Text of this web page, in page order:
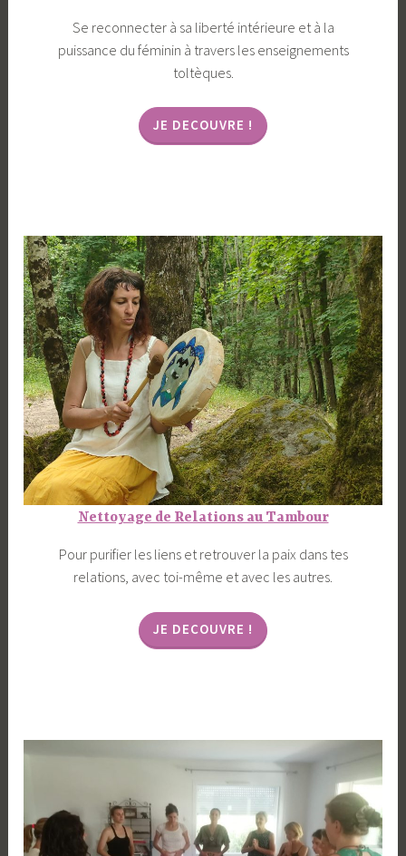
Se reconnecter à sa liberté intérieure et à la
puissance du féminin à travers les enseignements
toltèques.
JE DECOUVRE !
Nettoyage de Relations au Tambour
Pour purifier les liens et retrouver la paix dans tes
relations, avec toi-même et avec les autres.
JE DECOUVRE !